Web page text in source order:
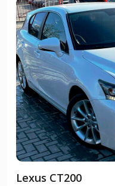
Lexus CT200